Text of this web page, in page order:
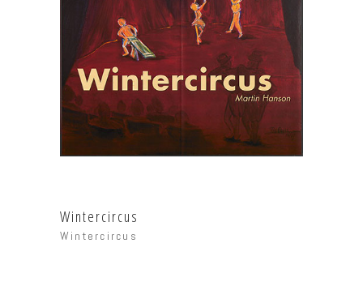
Wintercircus
Wintercircus